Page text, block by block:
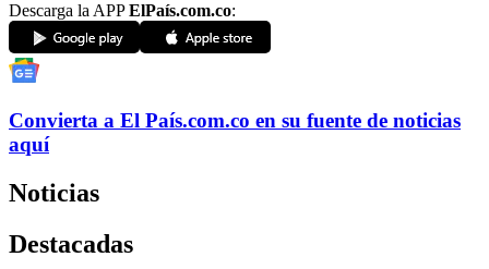
Descarga la APPElPaís.com.co:
Convierta a El País.com.co en su fuente de noticias
aquí
Noticias
Destacadas